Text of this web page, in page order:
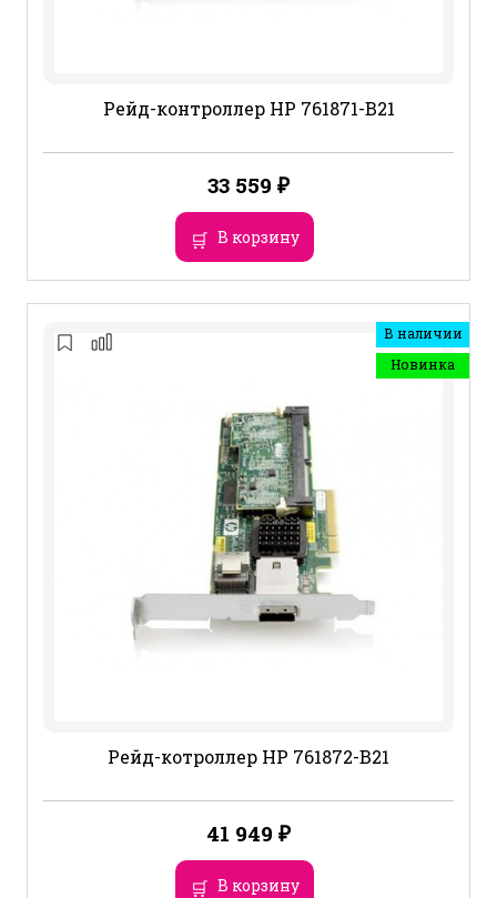
Рейд-контроллер HP 761871-B21
33 559 ₽
В корзину
В наличии
Новинка
Рейд-котроллер HP 761872-B21
41 949 ₽
В корзину